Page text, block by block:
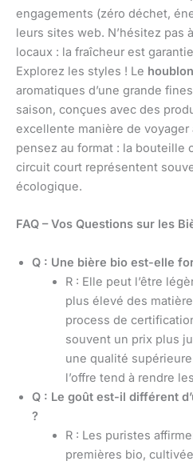
engagements (zéro déchet,
leurs sites web. N’hésitez pas
locaux : la fraîcheur est
Explorez les styles ! Le
aromatiques d’une grande
saison, conçues avec des
excellente manière de
pensez au format : la bouteille
circuit court représentent
écologique.
FAQ – Vos Questions sur les
Q : Une bière bio est-elle
R : Elle peut l’être
plus élevé des
process de
souvent un prix plus
une qualité
l’offre tend à rendre
Q : Le goût est-il différent
?
R : Les puristes
premières bio,